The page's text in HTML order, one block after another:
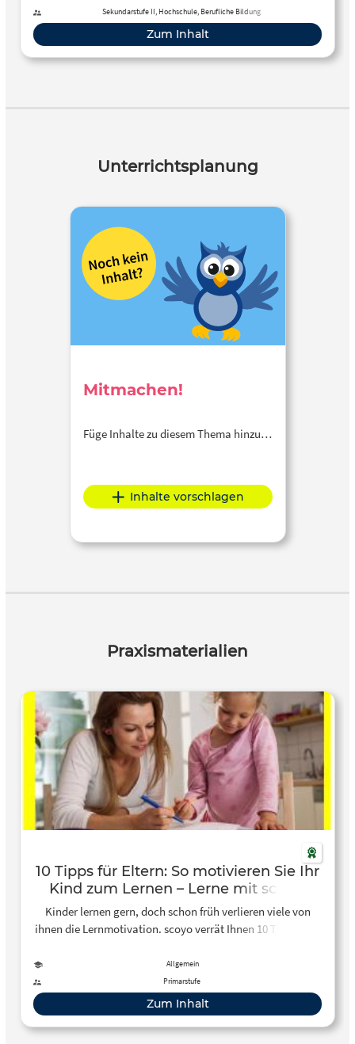
Sekundarstufe II, Hochschule, Berufliche Bildung
Zum Inhalt
Unterrichtsplanung
Mitmachen!
Füge Inhalte zu diesem Thema hinzu…
Inhalte vorschlagen
Praxismaterialien
10 Tipps für Eltern: So motivieren Sie Ihr
Kind zum Lernen – Lerne mit scoyo!
Kinder lernen gern, doch schon früh verlieren viele von
ihnen die Lernmotivation. scoyo verrät Ihnen 10 Tipps, wie
Allgemein
Primarstufe
Zum Inhalt